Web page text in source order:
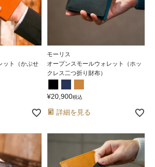
ット（かぶせ
モーリス
オープンスモールウォレット（ホッ
クレス二つ折り財布）
¥20,900税込
詳細を見る